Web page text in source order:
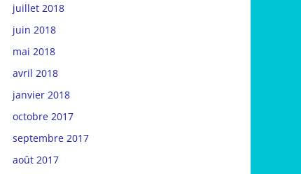
juillet 2018
juin 2018
mai 2018
avril 2018
janvier 2018
octobre 2017
septembre 2017
août 2017